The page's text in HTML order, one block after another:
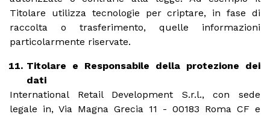
Titolare utilizza tecnologie per criptare, in fase di
raccolta o trasferimento, quelle informazioni
particolarmente riservate.
Titolare e Responsabile della protezione dei
dati
International Retail Development S.r.l., con sede
legale in, Via Magna Grecia 11 - 00183 Roma CF e